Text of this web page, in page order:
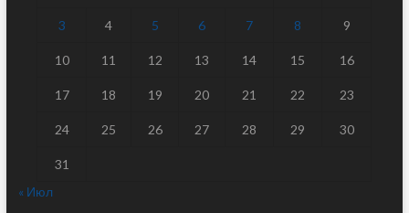
3 4 5 6 7 8 9
10 11 12 13 14 15 16
17 18 19 20 21 22 23
24 25 26 27 28 29 30
31
« Июл